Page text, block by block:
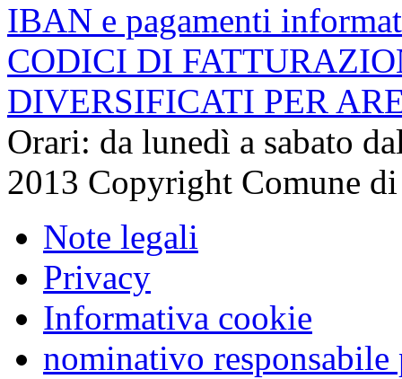
IBAN e pagamenti
CODICI DI
DIVERSIFICATI PER
Orari: da lunedì a sabato
2013 Copyright Comune
Note legali
Privacy
Informativa cookie
nominativo